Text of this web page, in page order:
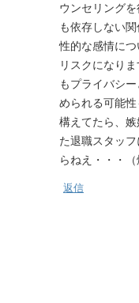
ウンセリング
も依存しない
性的な感情に
リスクになり
もプライバシ
められる可能
構えてたら、
た退職スタッ
らねえ・・・（
返信